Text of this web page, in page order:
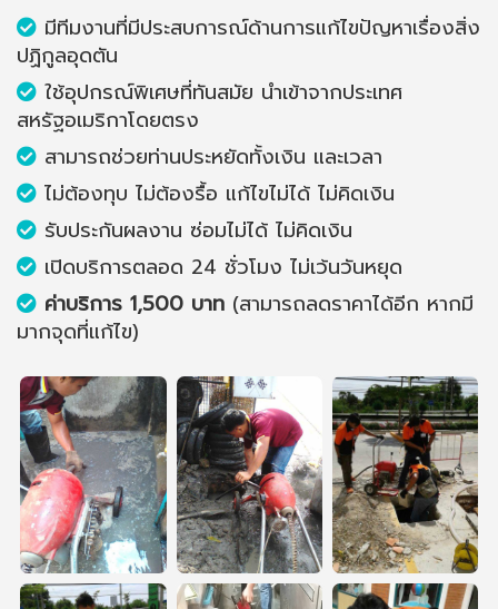
มีทีมงานที่มีประสบการณ์ด้านการแก้ไขปัญหาเรื่องสิ่ง
ปฏิกูลอุดตัน
ใช้อุปกรณ์พิเศษที่ทันสมัย นำเข้าจากประเทศ
สหรัฐอเมริกาโดยตรง
สามารถช่วยท่านประหยัดทั้งเงิน และเวลา
ไม่ต้องทุบ ไม่ต้องรื้อ แก้ไขไม่ได้ ไม่คิดเงิน
รับประกันผลงาน ซ่อมไม่ได้ ไม่คิดเงิน
เปิดบริการตลอด 24 ชั่วโมง ไม่เว้นวันหยุด
ค่าบริการ 1,500 บาท (สามารถลดราคาได้อีก หากมี
มากจุดที่แก้ไข)